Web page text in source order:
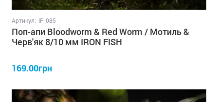
Артикул: IF_085
Поп-апи Bloodworm & Red Worm / Мотиль &
Черв'як 8/10 мм IRON FISH
169.00грн